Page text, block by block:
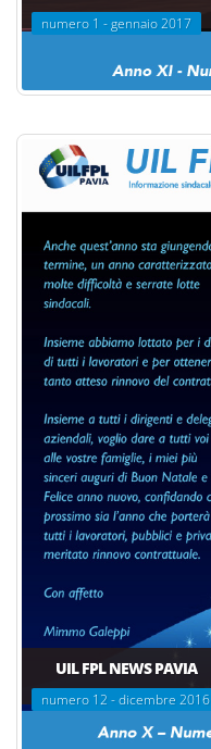
numero 1 - gennaio 2017
UIL FPL NEWS PAVIA
numero 12 - dicembre 2016